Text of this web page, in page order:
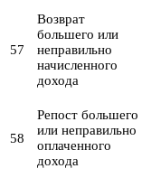
57
Возврат
большего или
неправильно
начисленного
дохода
58
Репост большего
или неправильно
оплаченного
дохода